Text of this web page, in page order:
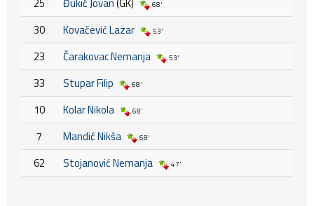
68'
30 Kovačević Lazar 53'
23 Čarakovac Nemanja 53'
33 Stupar Filip 68'
10 Kolar Nikola 68'
7 Mandić Nikša 68'
62 Stojanović Nemanja 47'